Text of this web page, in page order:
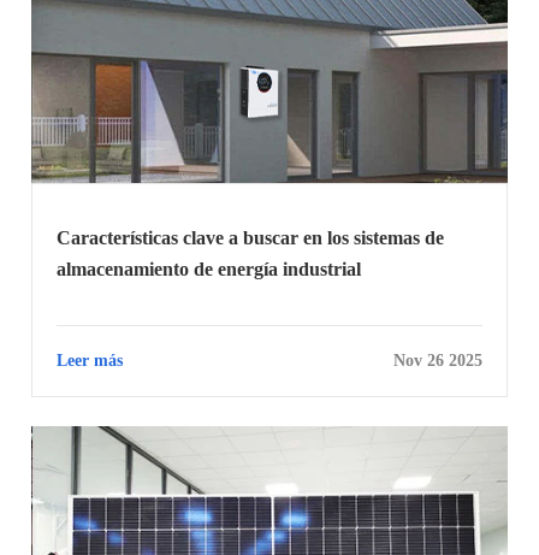
Características clave a buscar en los sistemas de
almacenamiento de energía industrial
Leer más Nov 26 2025